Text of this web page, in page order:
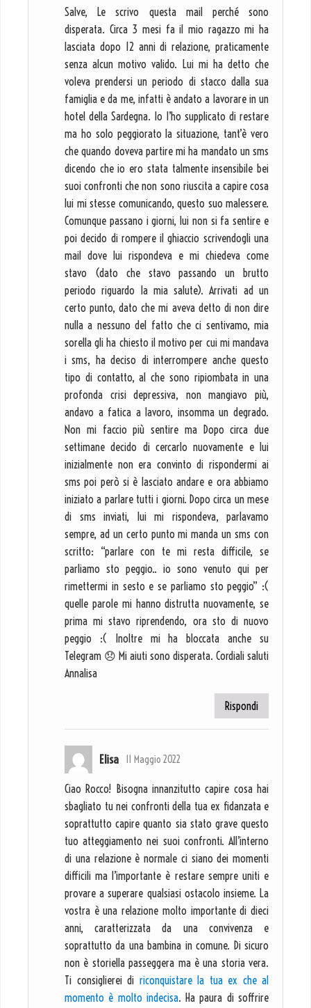
Salve, Le scrivo questa mail perché sono
disperata. Circa 3 mesi fa il mio ragazzo mi ha
lasciata dopo 12 anni di relazione, praticamente
senza alcun motivo valido. Lui mi ha detto che
voleva prendersi un periodo di stacco dalla sua
famiglia e da me, infatti è andato a lavorare in un
hotel della Sardegna. Io l’ho supplicato di restare
ma ho solo peggiorato la situazione, tant’è vero
che quando doveva partire mi ha mandato un sms
dicendo che io ero stata talmente insensibile bei
suoi confronti che non sono riuscita a capire cosa
lui mi stesse comunicando, questo suo malessere.
Comunque passano i giorni, lui non si fa sentire e
poi decido di rompere il ghiaccio scrivendogli una
mail dove lui rispondeva e mi chiedeva come
stavo (dato che stavo passando un brutto
periodo riguardo la mia salute). Arrivati ad un
certo punto, dato che mi aveva detto di non dire
nulla a nessuno del fatto che ci sentivamo, mia
sorella gli ha chiesto il motivo per cui mi mandava
i sms, ha deciso di interrompere anche questo
tipo di contatto, al che sono ripiombata in una
profonda crisi depressiva, non mangiavo più,
andavo a fatica a lavoro, insomma un degrado.
Non mi faccio più sentire ma Dopo circa due
settimane decido di cercarlo nuovamente e lui
inizialmente non era convinto di rispondermi ai
sms poi però si è lasciato andare e ora abbiamo
iniziato a parlare tutti i giorni. Dopo circa un mese
di sms inviati, lui mi rispondeva, parlavamo
sempre, ad un certo punto mi manda un sms con
scritto: “parlare con te mi resta difficile, se
parliamo sto peggio.. io sono venuto qui per
rimettermi in sesto e se parliamo sto peggio” :(
quelle parole mi hanno distrutta nuovamente, se
prima mi stavo riprendendo, ora sto di nuovo
peggio :( Inoltre mi ha bloccata anche su
Telegram 😞 Mi aiuti sono disperata. Cordiali saluti
Annalisa
Rispondi
Elisa 11 Maggio 2022
Ciao Rocco! Bisogna innanzitutto capire cosa hai
sbagliato tu nei confronti della tua ex fidanzata e
soprattutto capire quanto sia stato grave questo
tuo atteggiamento nei suoi confronti. All’interno
di una relazione è normale ci siano dei momenti
difficili ma l’importante è restare sempre uniti e
provare a superare qualsiasi ostacolo insieme. La
vostra è una relazione molto importante di dieci
anni, caratterizzata da una convivenza e
soprattutto da una bambina in comune. Di sicuro
non è storiella passeggera ma è una storia vera.
Ti consiglierei di riconquistare la tua ex che al
momento è molto indecisa. Ha paura di soffrire